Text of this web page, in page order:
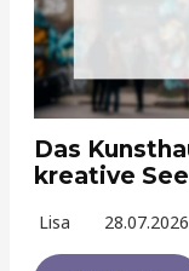
Das
kreative
Lisa 28.07.2026